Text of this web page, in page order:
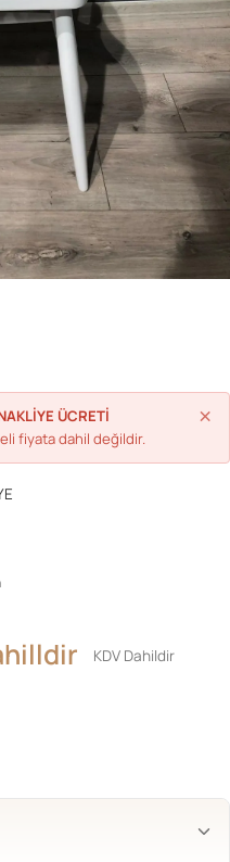
Parolanızı mı unuttunuz?
Hesap Oluştur
ÜCRETİ
fiyata dahil değildir.
×
KDV Dahildir